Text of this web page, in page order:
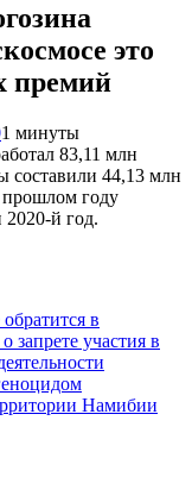
это
премий
1 минуты
83,11 млн
составили 44,13 млн
прошлом году
й год.
в
запрете участия в
Намибии